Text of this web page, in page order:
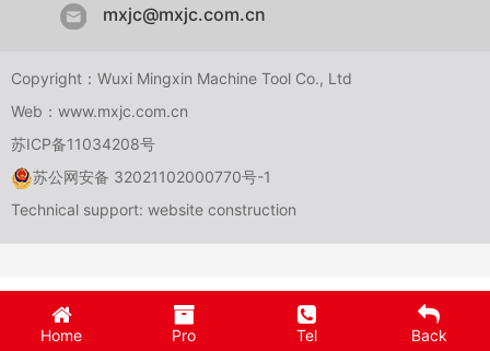
mxjc@mxjc.com.cn
Copyright：Wuxi Mingxin Machine Tool Co., Ltd
Web：www.mxjc.com.cn
苏ICP备11034208号
苏公网安备 32021102000770号-1
Technical support: website construction
Home Pro Tel Back